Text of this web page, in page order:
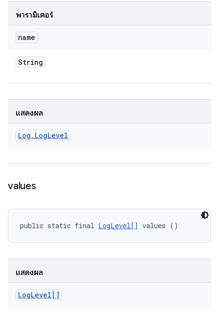
พารามิเตอร์
name
String
แสดงผล
Log . LogLevel
values
public static final LogLevel[] values ()
แสดงผล
LogLevel[]